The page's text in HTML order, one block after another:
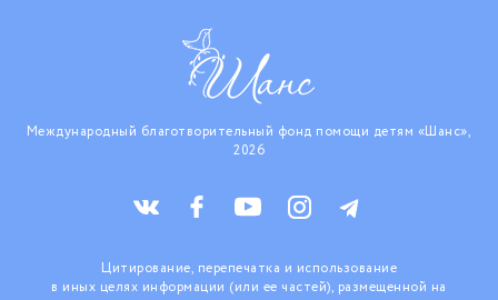
Международный благотворительный фонд помощи детям «Шанс»,
2026
Цитирование, перепечатка и использование
в иных целях информации (или ее частей), размещенной на